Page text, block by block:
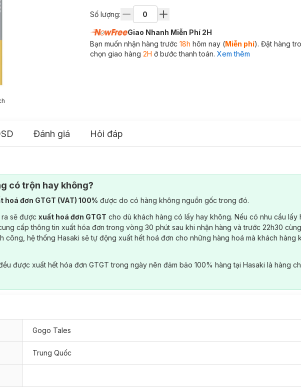
Số lượng:
Giao Nhanh Miễn Phí 2H
Bạn muốn nhận hàng trước 18h hôm nay (Miễn phí). Đặt hàng
chọn giao hàng 2H ở bước thanh toán. Xem thêm
Đánh giá Hỏi đáp
có trộn hay không?
hoá đơn GTGT (VAT) 100% được do có hàng không nguồn gốc trong đó.
sẽ được xuất hoá đơn GTGT cho dù khách hàng có lấy hay không. Nếu có nhu cầu lấy
cấp thông tin xuất hóa đơn trong vòng 30 phút sau khi nhận hàng và trước 22h30
công, hệ thống Hasaki sẽ tự động xuất hết hoá đơn cho những hàng hoá mà khách hàng
được xuất hết hóa đơn GTGT trong ngày nên đảm bảo 100% hàng tại Hasaki là hàng
Gogo Tales
Trung Quốc